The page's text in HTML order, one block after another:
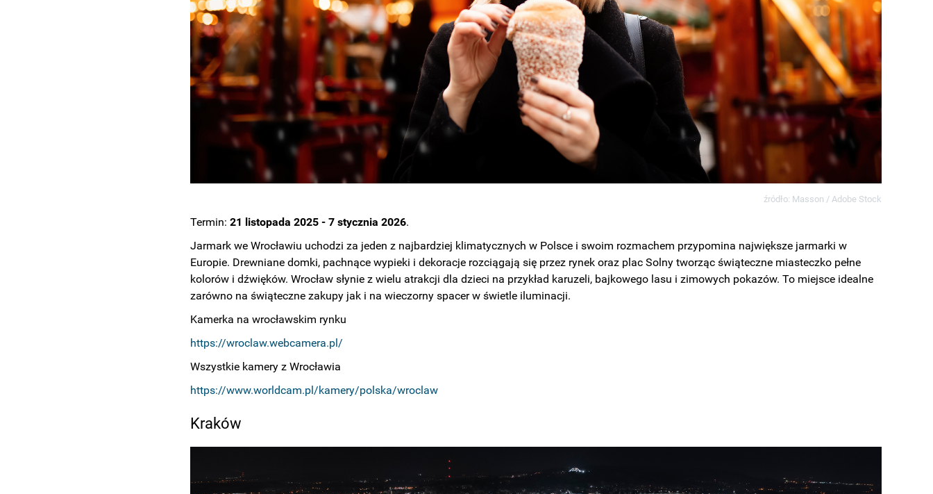
źródło: Masson / Adobe Stock
Termin: 21 listopada 2025 - 7 stycznia 2026.
Jarmark we Wrocławiu uchodzi za jeden z najbardziej klimatycznych w Polsce i swoim rozmachem przypomina największe jarmarki w
Europie. Drewniane domki, pachnące wypieki i dekoracje rozciągają się przez rynek oraz plac Solny tworząc świąteczne miasteczko pełne
kolorów i dźwięków. Wrocław słynie z wielu atrakcji dla dzieci na przykład karuzeli, bajkowego lasu i zimowych pokazów. To miejsce idealne
zarówno na świąteczne zakupy jak i na wieczorny spacer w świetle iluminacji.
Kamerka na wrocławskim rynku
https://wroclaw.webcamera.pl/
Wszystkie kamery z Wrocławia
https://www.worldcam.pl/kamery/polska/wroclaw
Kraków